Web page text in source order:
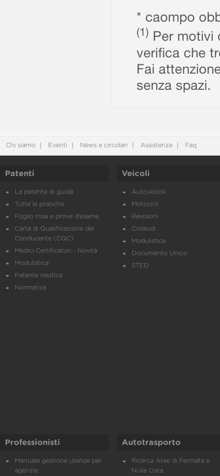
* caompo
(1) Per motivi
verifica che
Fai
senza spazi.
Chi siamo Eventi News e circolari Assistenza Faq
Patenti
La patente di guida
Tutte le pratiche
Foglio rosa e prove d’esame
Carta di Qualificazione del
Conducente (CQC)
Medici Certificatori - Novità
Modulistica
Patente nautica
Normativa
Veicoli
Autoveicoli
Motocicli
Revisioni
Collaudi
Modulistica
Documento Unico
STED
Professionisti
Manuale gestione utenze per
agenzie
Autotrasporto
Ricerca Aree di Fermata e
Nulla Osta